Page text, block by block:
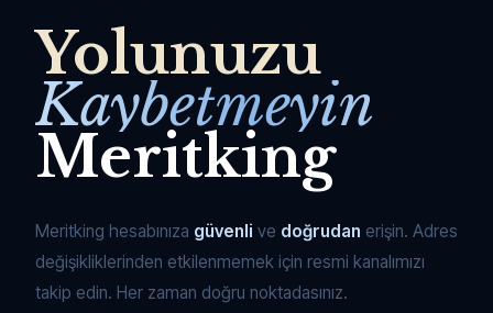
Yolunuzu
Kaybetmeyin
Meritking
Meritking hesabınıza güvenli ve doğrudan erişin. Adres
değişikliklerinden etkilenmemek için resmi kanalımızı
takip edin. Her zaman doğru noktadasınız.